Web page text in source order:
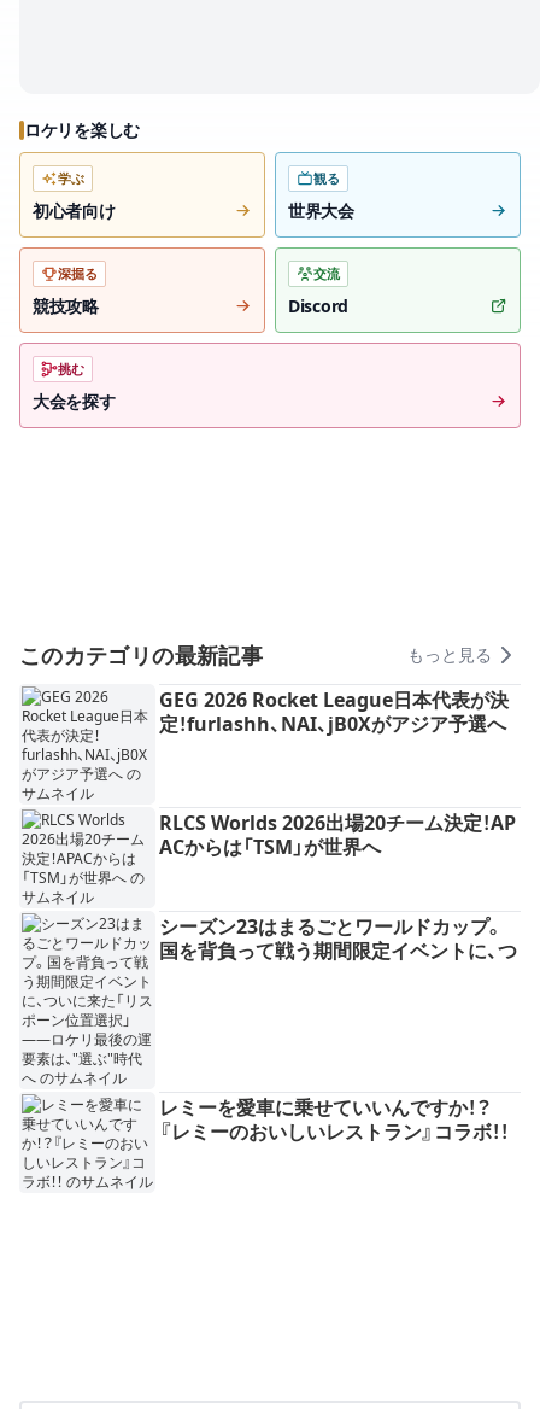
ロケリを楽しむ
学ぶ
初心者向け
観る
世界大会
深掘る
競技攻略
交流
Discord
挑む
大会を探す
このカテゴリの最新記事 もっと見る
GEG 2026 Rocket League日本代表が決
定！furlashh、NAI、jB0Xがアジア予選へ
RLCS Worlds 2026出場20チーム決定！AP
ACからは「TSM」が世界へ
シーズン23はまるごとワールドカップ。
国を背負って戦う期間限定イベントに、つ
レミーを愛車に乗せていいんですか！？
『レミーのおいしいレストラン』コラボ！！